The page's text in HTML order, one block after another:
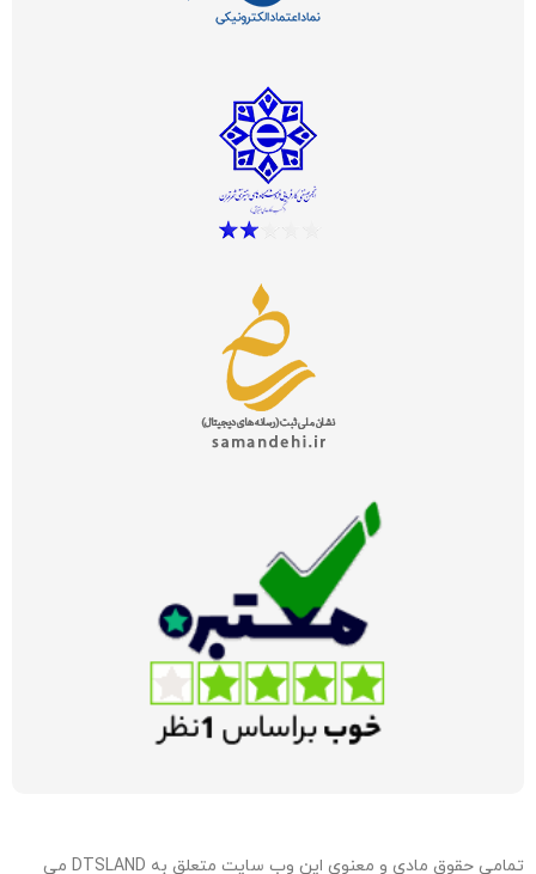
تمامی حقوق مادی و معنوی این وب سایت متعلق به DTSLAND می